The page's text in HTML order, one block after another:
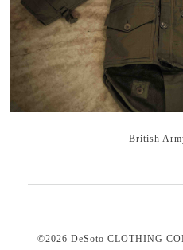
British
©2026 DeSoto CLOTHING